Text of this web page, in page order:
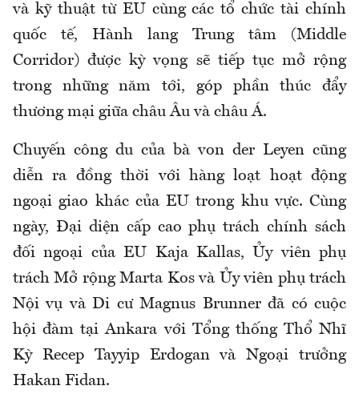
và kỹ thuật từ EU cùng các tổ chức tài chính
quốc tế, Hành lang Trung tâm (Middle
Corridor) được kỳ vọng sẽ tiếp tục mở rộng
trong những năm tới, góp phần thúc đẩy
thương mại giữa châu Âu và châu Á.
Chuyến công du của bà von der Leyen cũng
diễn ra đồng thời với hàng loạt hoạt động
ngoại giao khác của EU trong khu vực. Cùng
ngày, Đại diện cấp cao phụ trách chính sách
đối ngoại của EU Kaja Kallas, Ủy viên phụ
trách Mở rộng Marta Kos và Ủy viên phụ trách
Nội vụ và Di cư Magnus Brunner đã có cuộc
hội đàm tại Ankara với Tổng thống Thổ Nhĩ
Kỳ Recep Tayyip Erdogan và Ngoại trưởng
Hakan Fidan.